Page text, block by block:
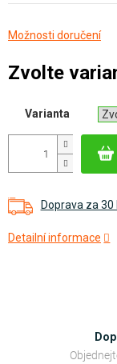
Doprava za 30
Detailní informace
Možnosti doručení
Zvolte
Varianta